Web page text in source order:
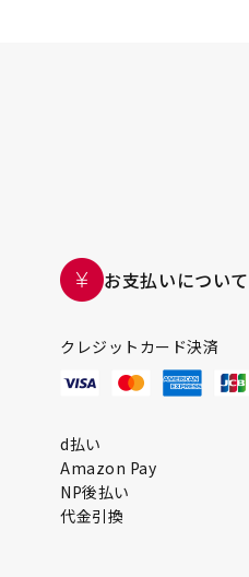
お支払いについて
クレジットカード決済
d払い
Amazon Pay
NP後払い
代金引換